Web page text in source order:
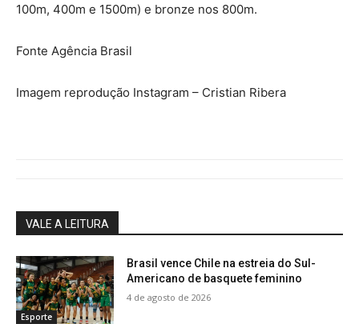
100m, 400m e 1500m) e bronze nos 800m.
Fonte Agência Brasil
Imagem reprodução Instagram – Cristian Ribera
VALE A LEITURA
Esporte
Brasil vence Chile na estreia do Sul-
Americano de basquete feminino
4 de agosto de 2026